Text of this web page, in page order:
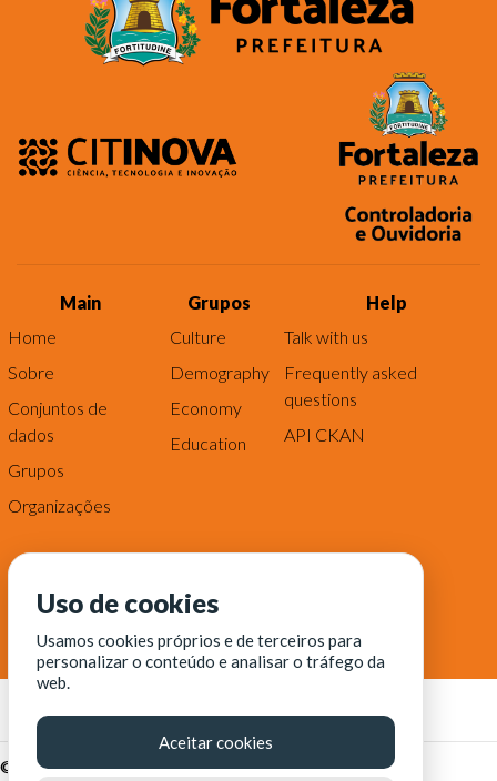
Main
Home
Sobre
Conjuntos de
dados
Grupos
Organizações
Grupos
Culture
Demography
Economy
Education
Help
Talk with us
Frequently asked
questions
API CKAN
© Fortaleza Digital || CITINOVA - Fundação de Ciência,
Uso de cookies
Usamos cookies próprios e de terceiros para
personalizar o conteúdo e analisar o tráfego da
web.
Aceitar cookies